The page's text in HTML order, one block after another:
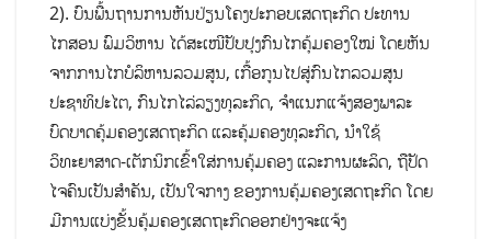
2). ບົນພື້ນຖານການຫັນປ່ຽນໂຄງປະກອບເສດຖະກິດ ປະທານ
ໄກສອນ ພົມວິຫານ ໄດ້ສະເໜີປັບປຸງກົນໄກຄຸ້ມຄອງໃໝ່ ໂດຍຫັນ
ຈາກການໄກບໍລິຫານລວມສູນ, ເກື້ອກູນໄປສູ່ກົນໄກລວມສູນ
ປະຊາທິປະໄຕ, ກົນໄກໄລ່ລຽງທຸລະກິດ, ຈໍາແນກແຈ້ງສອງພາລະ
ບົດບາດຄຸ້ມຄອງເສດຖະກິດ ແລະຄຸ້ມຄອງທຸລະກິດ, ນຳໃຊ້
ວິທະຍາສາດ-ເຕັກນິກເຂົ້າໃສ່ການຄຸ້ມຄອງ ແລະການຜະລິດ, ຖືປັດ
ໄຈຄົນເປັນສຳຄັນ, ເປັນໃຈກາງ ຂອງການຄຸ້ມຄອງເສດຖະກິດ ໂດຍ
ມີການແບ່ງຂັ້ນຄຸ້ມຄອງເສດຖະກິດອອກຢ່າງຈະແຈ້ງ